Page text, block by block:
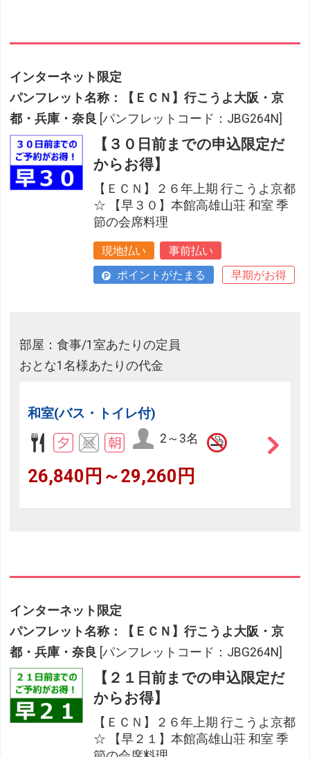
インターネット限定
パンフレット名称：【ＥＣＮ】行こうよ大阪・京
都・兵庫・奈良 [パンフレットコード：JBG264N]
【３０日前までの申込限定だ
からお得】
【ＥＣＮ】２６年上期 行こうよ京都
☆ 【早３０】本館高雄山荘 和室 季
節の会席料理
現地払い
事前払い
ポイントがたまる
早期がお得
部屋：食事/1室あたりの定員
おとな1名様あたりの代金
和室(バス・トイレ付)
2～3名
26,840円～29,260円
インターネット限定
パンフレット名称：【ＥＣＮ】行こうよ大阪・京
都・兵庫・奈良 [パンフレットコード：JBG264N]
【２１日前までの申込限定だ
からお得】
【ＥＣＮ】２６年上期 行こうよ京都
☆ 【早２１】本館高雄山荘 和室 季